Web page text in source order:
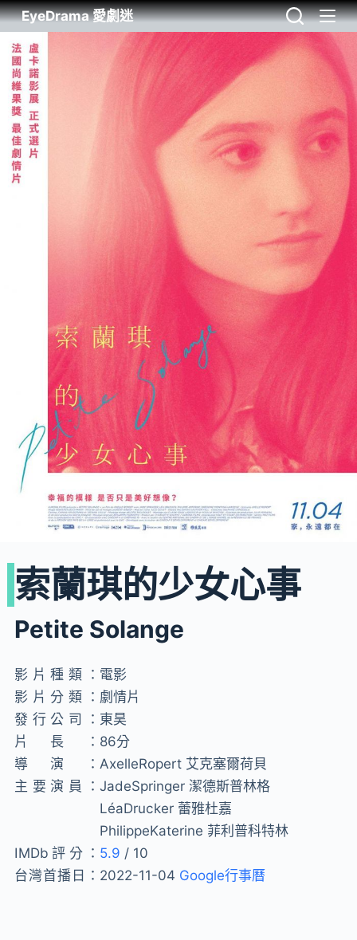
EyeDrama 愛劇迷
索蘭琪的少女心事
Petite Solange
影片種類： 電影
影片分類： 劇情片
發行公司： 東昊
片長： 86分
導演：AxelleRopert 艾克塞爾荷貝
主要演員：JadeSpringer 潔德斯普林格
LéaDrucker 蕾雅杜嘉
PhilippeKaterine 菲利普科特林
IMDb評分： 5.9 / 10
台灣首播日： 2022-11-04 Google行事曆